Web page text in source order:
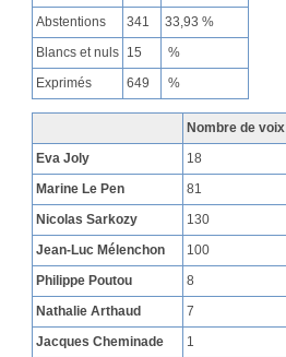
Abstentions
341
33,93 %
Blancs et nuls 15
%
Exprimés
649 %
Nombre de voix
Eva Joly
18
Marine Le Pen
81
Nicolas Sarkozy
130
Jean-Luc Mélenchon
100
Philippe Poutou
8
Nathalie Arthaud
7
Jacques Cheminade
1